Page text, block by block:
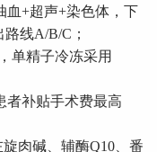
血+超声+染色体，下
线A/B/C；
单精子冷冻采用
者补贴手术费最高
肉碱、辅酶Q10、番